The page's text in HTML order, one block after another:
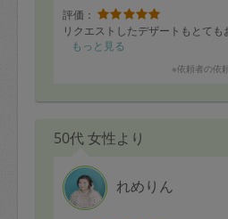
評価：
リクエストしたデザートもとて
もっと見る
※依頼者の依
50代 女性より
れめりん